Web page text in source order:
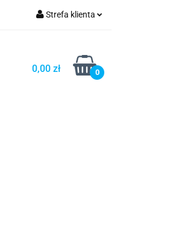
Strefa klienta
Zarejestruj się
Dodaj zgłoszenie
0,00 zł 0